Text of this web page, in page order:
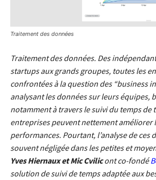
Traitement des données
Traitement des données. Des
startups aux grands groupes, toutes les
confrontées à la question des “business
analysant les données sur leurs équipes,
notamment à travers le suivi du temps de
entreprises peuvent nettement améliorer
performances. Pourtant, l’analyse de ces
souvent négligée dans les petites et
Yves Hiernaux et Mic Cvilicont co-fondé
solution de suivi de temps adaptée aux